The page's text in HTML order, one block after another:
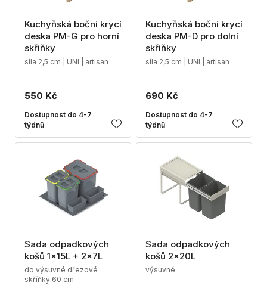
Kuchyňská boční krycí
deska PM-G pro horní
skříňky
síla 2,5 cm | UNI | artisan
550 Kč
Dostupnost do 4-7
týdnů
Kuchyňská boční krycí
deska PM-D pro dolní
skříňky
síla 2,5 cm | UNI | artisan
690 Kč
Dostupnost do 4-7
týdnů
Sada odpadkových
košů 1x15L + 2x7L
do výsuvné dřezové
skříňky 60 cm
Sada odpadkových
košů 2x20L
výsuvné